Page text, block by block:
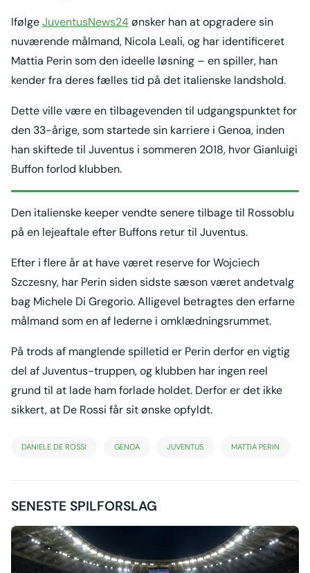
IfølgeJuventusNews24ønsker han at opgradere sin
nuværende målmand, Nicola Leali, og har identificeret
Mattia Perin som den ideelle løsning – en spiller, han
kender fra deres fælles tid på det italienske landshold.
Dette ville være en tilbagevenden til udgangspunktet for
den 33-årige, som startede sin karriere i Genoa, inden
han skiftede til Juventus i sommeren 2018, hvor Gianluigi
Buffon forlod klubben.
Den italienske keeper vendte senere tilbage til Rossoblu
på en lejeaftale efter Buffons retur til Juventus.
Efter i flere år at have været reserve for Wojciech
Szczesny, har Perin siden sidste sæson været andetvalg
bag Michele Di Gregorio. Alligevel betragtes den erfarne
målmand som en af lederne i omklædningsrummet.
På trods af manglende spilletid er Perin derfor en vigtig
del af Juventus-truppen, og klubben har ingen reel
grund til at lade ham forlade holdet. Derfor er det ikke
sikkert, at De Rossi får sit ønske opfyldt.
DANIELE DE ROSSI GENOA JUVENTUS MATTIA PERIN
SENESTE SPILFORSLAG